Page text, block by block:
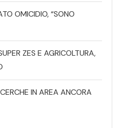
OMICIDIO, “SONO
ZES E AGRICOLTURA,
IN AREA ANCORA